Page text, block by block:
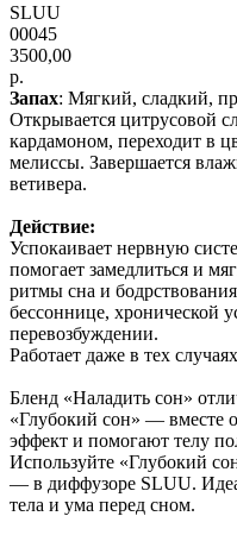
SLUU
00045
3500,00
р.
Запах: Мягкий, сладкий,
Открывается цитрусовой
кардамоном, переходит в
мелиссы. Завершается
ветивера.
Действие:
Успокаивает нервную
помогает замедлиться и
ритмы сна и
бессоннице, хронической
перевозбуждении.
Работает даже в тех
Бленд «Наладить сон»
«Глубокий сон» — вместе
эффект и помогают телу
Используйте «Глубокий
— в диффузоре SLUU.
тела и ума перед сном.